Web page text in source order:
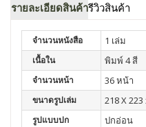
รายละเอียดสินค้ารีวิวสินค้า
จำนวนหนังสือ 1 เล่ม
เนื้อใน พิมพ์ 4 สี
จำนวนหน้า 36 หน้า
ขนาดรูปเล่ม 218 X
รูปแบบปก ปกอ่อน